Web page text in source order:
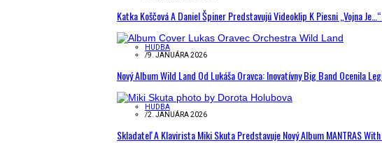
Katka Koščová A Daniel Špiner Predstavujú Videoklip K Piesni „Vojna
HUDBA
/9. JANUÁRA 2026
Nový Album Wild Land Od Lukáša Oravca: Inovatívny Big Band Ocenila
HUDBA
/2. JANUÁRA 2026
Skladateľ A Klavirista Miki Skuta Predstavuje Nový Album MANTRAS